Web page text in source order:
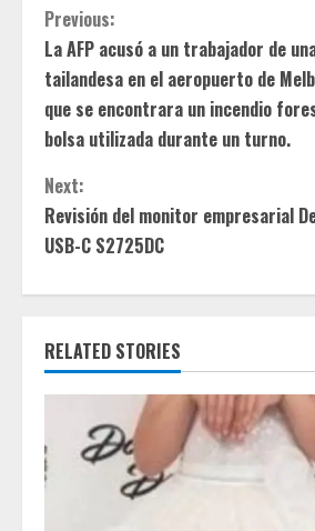
C
o
n
t
i
n
u
e
R
e
a
Previous:
La AFP acusó a un trabajador de
tailandesa en el aeropuerto de
que se encontrara un incendio
bolsa utilizada durante un turno.
Next:
Revisión del monitor empresarial
USB-C S2725DC
RELATED STORIES